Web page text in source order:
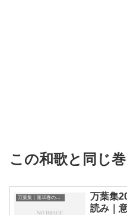
この和歌と同じ
万葉集｜第10巻の和歌一覧
万葉集
読み｜